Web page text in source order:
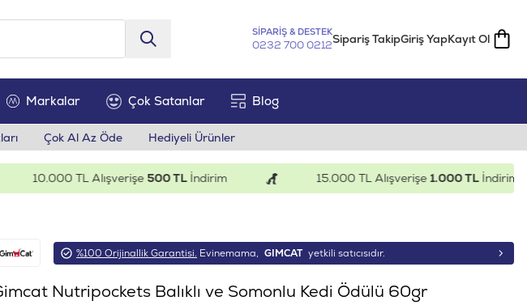
SİPARİŞ & DESTEK
0232 700 0212Sipariş TakipGiriş YapKayıt Ol
Markalar Çok Satanlar Blog
Çok Al Az Öde Hediyeli Ürünler
10.000 TL Alışverişe500 TLİndirim 15.000 TL Alışverişe1.000 TLİndirim
%100 Orijinallik Garantisi. Evinemama, GIMCAT yetkili satıcısıdır.
Nutripockets Balıklı ve Somonlu Kedi Ödülü 60gr